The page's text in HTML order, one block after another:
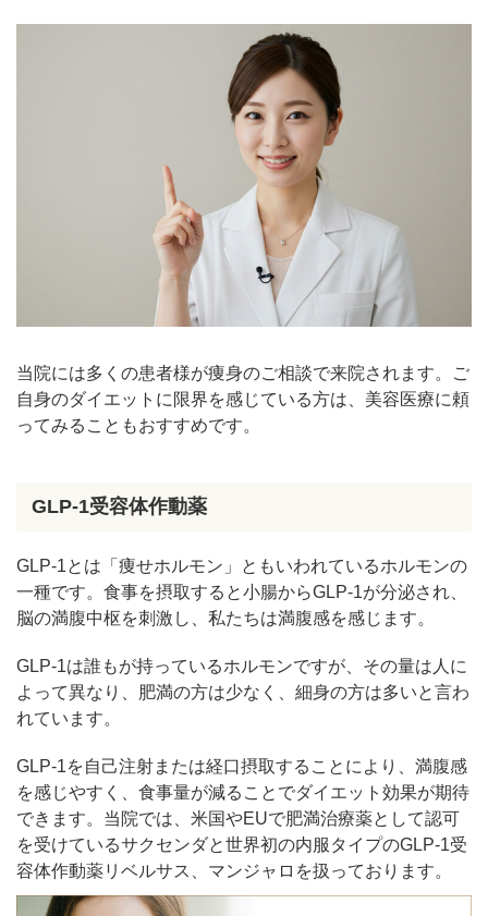
当院には多くの患者様が痩身のご相談で来院されます。ご
自身のダイエットに限界を感じている方は、美容医療に頼
ってみることもおすすめです。
GLP-1受容体作動薬
GLP-1とは「痩せホルモン」ともいわれているホルモンの
一種です。食事を摂取すると小腸からGLP-1が分泌され、
脳の満腹中枢を刺激し、私たちは満腹感を感じます。
GLP-1は誰もが持っているホルモンですが、その量は人に
よって異なり、肥満の方は少なく、細身の方は多いと言わ
れています。
GLP-1を自己注射または経口摂取することにより、満腹感
を感じやすく、食事量が減ることでダイエット効果が期待
できます。当院では、米国やEUで肥満治療薬として認可
を受けているサクセンダと世界初の内服タイプのGLP-1受
容体作動薬リベルサス、マンジャロを扱っております。